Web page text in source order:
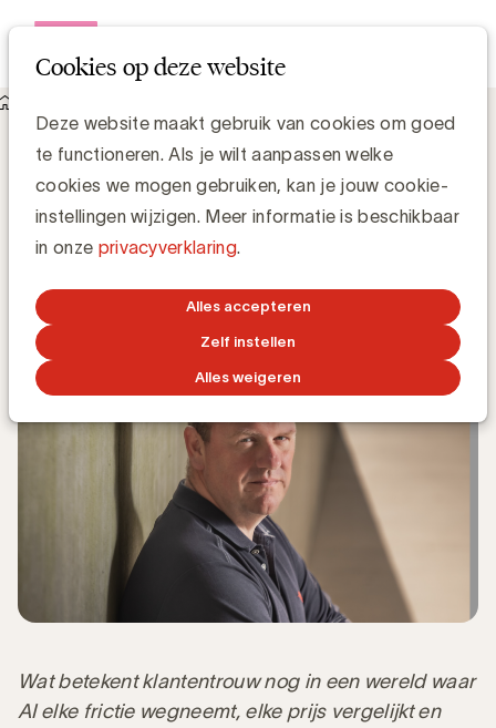
Cookies op deze website
Deze website maakt gebruik van cookies om goed
te functioneren. Als je wilt aanpassen welke
cookies we mogen gebruiken, kan je jouw cookie-
instellingen wijzigen. Meer informatie is beschikbaar
in onze privacyverklaring.
Alles accepteren
Zelf instellen
Alles weigeren
Efficiëntie is niet het ultieme doel in een AI strategie
Efficiëntie is niet het ultieme doel in een
AI strategie
Steven Van Belleghem, Nexxworks
16 JUNI 2026
Wat betekent klantentrouw nog in een wereld waar
AI elke frictie wegneemt, elke prijs vergelijkt en